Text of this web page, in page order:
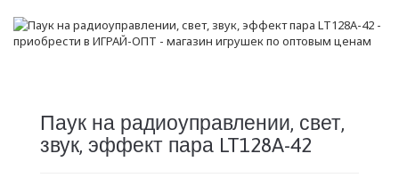
Паук на радиоуправлении, свет,
звук, эффект пара LT128A-42